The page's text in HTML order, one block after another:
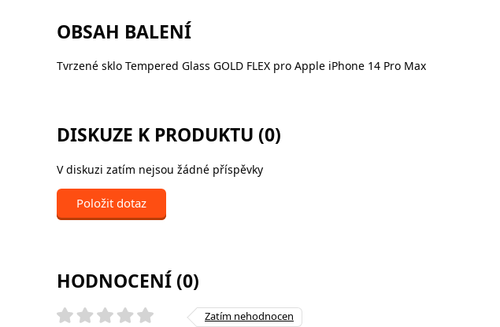
OBSAH BALENÍ
Tvrzené sklo Tempered Glass GOLD FLEX pro Apple iPhone 14 Pro Max
DISKUZE K PRODUKTU (0)
V diskuzi zatím nejsou žádné příspěvky
Položit dotaz
HODNOCENÍ (0)
Zatím nehodnocen